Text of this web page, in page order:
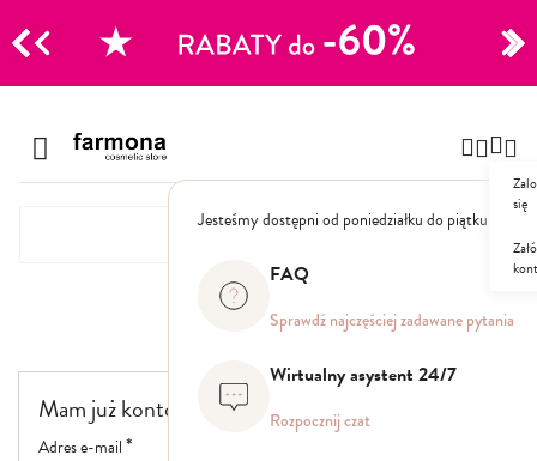
treści
Jesteśmy dostępni od poniedziałku do piątku:
FAQ
Sprawdź najczęściej zadawane pytania
Wirtualny asystent 24/7
Rozpocznij czat
się
Szampony
Peelingi do skóry głowy
Kuracje i wcierki
Logowanie
Mam już konto
Adres e-mail